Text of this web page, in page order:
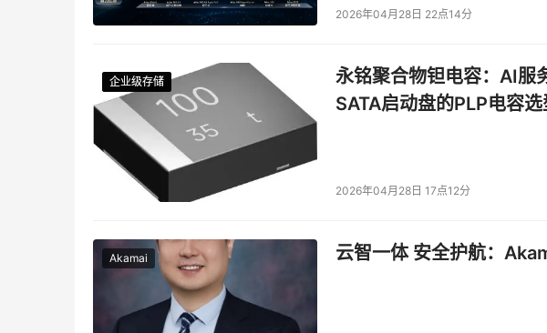
2026年04月28日 22点14分
企业级存储
企业级存储
企业级存储
企业级存储
永铭聚合物钽电容：AI服
SATA启动盘的PLP电容
2026年04月28日 17点12分
Akamai 云智一体 安全护航：